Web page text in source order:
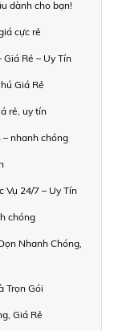
dành cho bạn!
cực rẻ
Giá Rẻ – Uy Tín
Giá Rẻ
rẻ, uy tín
– nhanh chóng
Vụ 24/7 – Uy Tín
chóng
Nhanh Chóng,
Trọn Gói
Giá Rẻ